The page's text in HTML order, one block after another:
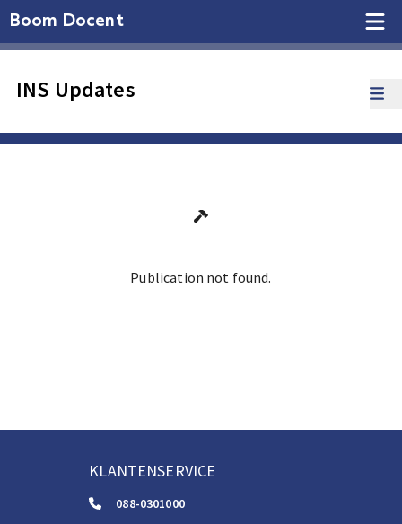
Boom Docent
INS Updates
Publication not found.
KLANTENSERVICE
088-0301000